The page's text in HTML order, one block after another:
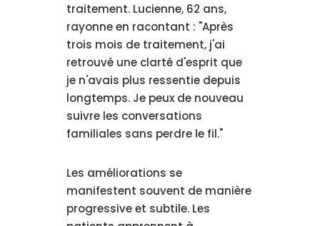
traitement. Lucienne, 62 ans,
rayonne en racontant : "Après
trois mois de traitement, j'ai
retrouvé une clarté d'esprit que
je n'avais plus ressentie depuis
longtemps. Je peux de nouveau
suivre les conversations
familiales sans perdre le fil."
Les améliorations se
manifestent souvent de manière
progressive et subtile. Les